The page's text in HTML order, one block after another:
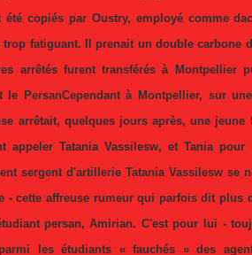
été copiés par Oustry, employé comme
trop fatiguant. Il prenait un double carbone
arrêtés furent transférés à
le PersanCependant à Montpellier, sur
arrêtait, quelques jours après, une
appeler Tatania Vassilesw, et Tania
sergent d'artillerie Tatania Vassilesw se
- cette affreuse rumeur qui parfois dit
persan, Amirian. C'est pour
lui -
les étudiants « fauchés » des